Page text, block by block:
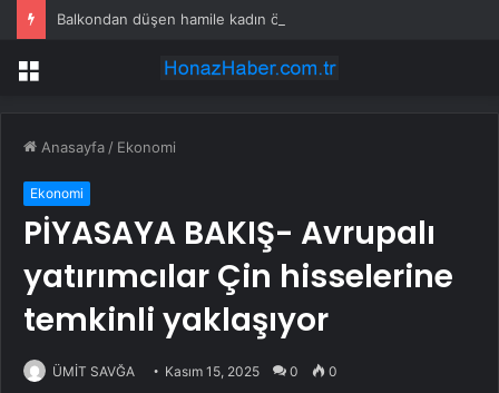
Balkondan düşen hamile kadın öldü, eşi gözaltında
Menü
Anasayfa / Ekonomi
Ekonomi
PİYASAYA BAKIŞ- Avrupalı
yatırımcılar Çin hisselerine
temkinli yaklaşıyor
ÜMİT SAVĞA Kasım 15, 2025 0 0